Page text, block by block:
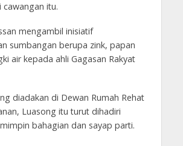
itu.
mengambil inisiatif
sumbangan berupa zink, papan
air kepada ahli Gagasan Rakyat
diadakan di Dewan Rumah Rehat
Luasong itu turut dihadiri
bahagian dan sayap parti.